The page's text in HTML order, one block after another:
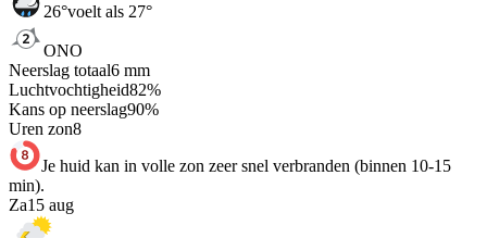
26°voelt als 27°
ONO
Neerslag totaal6 mm
Luchtvochtigheid82%
Kans op neerslag90%
Uren zon8
Je huid kan in volle zon zeer snel verbranden (binnen 10-15
min).
Za15 aug